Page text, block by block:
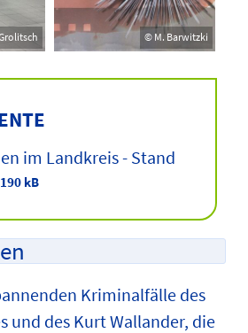
© M. Barwitzki
im Landkreis - Stand
kB
Kriminalfälle des
und des Kurt Wallander, die